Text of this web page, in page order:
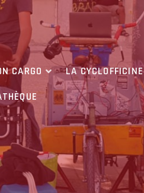
CARGO LA CYCLOFFICINE